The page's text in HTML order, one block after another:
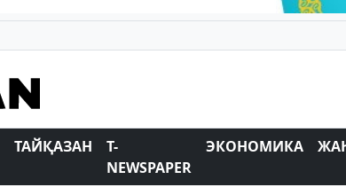
ТАЙҚАЗАН
T-
NEWSPAPER
ЭКОНОМИКА